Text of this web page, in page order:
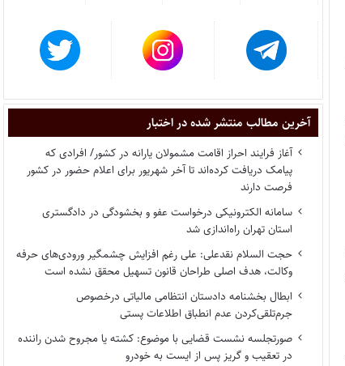
آخرین مطالب منتشر شده در اختبار
آغاز فرایند احراز اقامت مشمولان یارانه در کشور/ افرادی که
پیامک دریافت کرده‌اند تا آخر شهریور برای اعلام حضور در کشور
فرصت دارند
سامانه الکترونیکی درخواست عفو و بخشودگی در دادگستری
استان تهران راه‌اندازی شد
حجت السلام نقدعلی: علی رغم افزایش چشمگیر ورودی‌های حرفه
وکالت، هدف اصلی طراحان قانون تسهیل محقق نشده است
ابطال بخشنامه دادستان انتظامی مالیاتی درخصوص
جرم‌تلقی‌کردن عدم انطباق اطلاعات پستی
صورتجلسه نشست قضایی با موضوع: کشته یا مجروح شدن راننده
در تعقیب و گریز پس از ایست به خودرو